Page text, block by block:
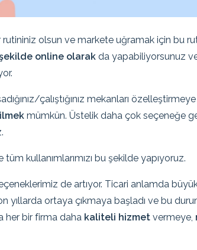
olsun ve markete uğramak için bu
online olarak da yapabiliyorsunuz
çalıştığınız mekanları
mümkün. Üstelik daha çok seçeneğe
kullanımlarımızı bu şekilde yapıyoruz.
de artıyor. Ticari anlamda
yıllarda ortaya çıkmaya başladı ve bu
her bir firma daha kaliteli hizmet vermeye,